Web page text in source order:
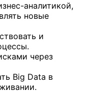
аналитикой,
новые
и
через
Big Data в